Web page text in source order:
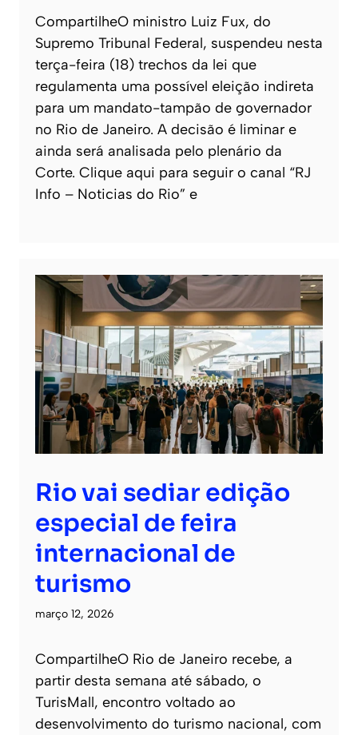
CompartilheO ministro Luiz Fux, do
Supremo Tribunal Federal, suspendeu nesta
terça-feira (18) trechos da lei que
regulamenta uma possível eleição indireta
para um mandato-tampão de governador
no Rio de Janeiro. A decisão é liminar e
ainda será analisada pelo plenário da
Corte. Clique aqui para seguir o canal “RJ
Info – Noticias do Rio” e
Rio vai sediar edição
especial de feira
internacional de
turismo
março 12, 2026
CompartilheO Rio de Janeiro recebe, a
partir desta semana até sábado, o
TurisMall, encontro voltado ao
desenvolvimento do turismo nacional, com